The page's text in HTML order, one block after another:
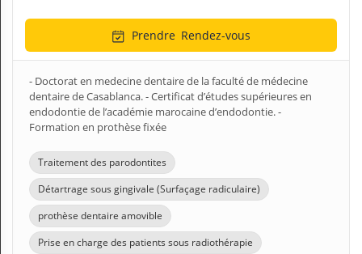
Prendre Rendez-vous
- Doctorat en medecine dentaire de la faculté de médecine
dentaire de Casablanca. - Certificat d’études supérieures en
endodontie de l’académie marocaine d’endodontie. -
Formation en prothèse fixée
Traitement des parodontites
Détartrage sous gingivale (Surfaçage radiculaire)
prothèse dentaire amovible
Prise en charge des patients sous radiothérapie